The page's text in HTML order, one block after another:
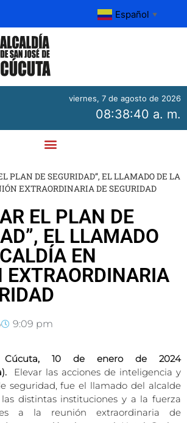
de herramientas
Español ▼
viernes, 7 de agosto de 2026
08:38:40 a. m.
PLAN DE SEGURIDAD”, EL LLAMADO DE LA
EXTRAORDINARIA DE SEGURIDAD
EL PLAN DE
EL LLAMADO
EN
EXTRAORDINARIA
9:09 pm
10 de enero de 2024
Elevar las acciones de inteligencia y
seguridad, fue el llamado del alcalde
distintas instituciones y a la fuerza
a la reunión extraordinaria de